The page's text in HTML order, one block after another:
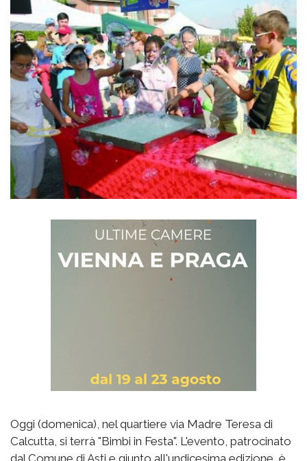
Oggi (domenica), nel quartiere via Madre Teresa di
Calcutta, si terrà "Bimbi in Festa". L'evento, patrocinato
dal Comune di Asti e giunto all'undicesima edizione, è